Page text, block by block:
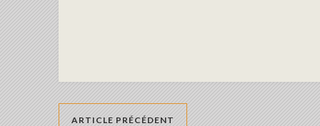
ARTICLE PRÉCÉDENT